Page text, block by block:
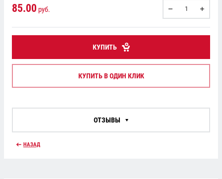
85.00 руб.
КУПИТЬ
КУПИТЬ В ОДИН КЛИК
ОТЗЫВЫ
НАЗАД